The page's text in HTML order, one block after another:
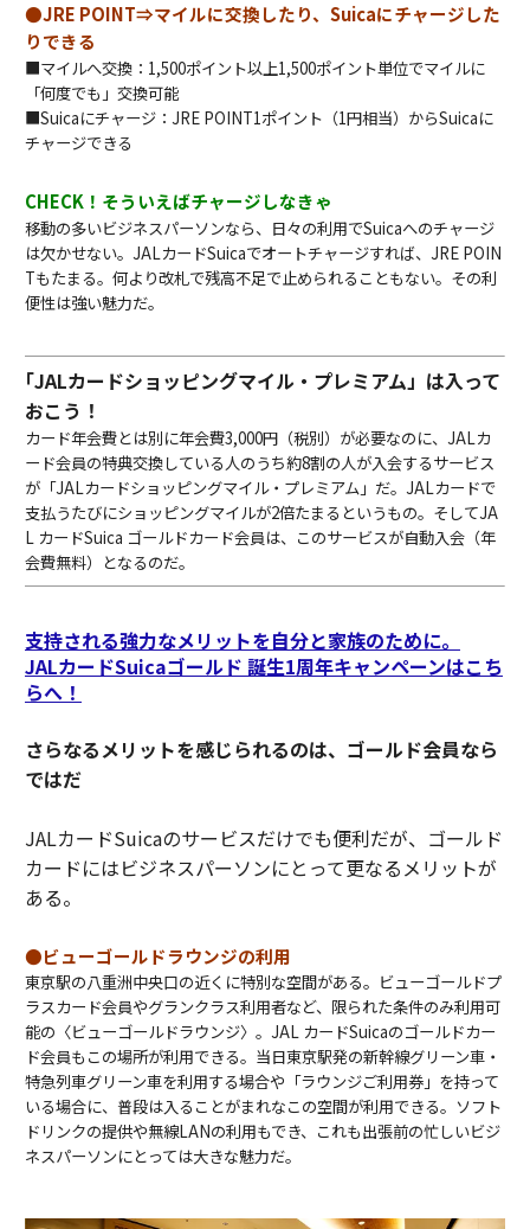
●JRE POINT⇒マイルに交換したり、Suicaにチャージした
りできる
■マイルへ交換：1,500ポイント以上1,500ポイント単位でマイルに
「何度でも」交換可能
■Suicaにチャージ：JRE POINT1ポイント（1円相当）からSuicaに
チャージできる
CHECK！そういえばチャージしなきゃ
移動の多いビジネスパーソンなら、日々の利用でSuicaへのチャージ
は欠かせない。JALカードSuicaでオートチャージすれば、JRE POIN
Tもたまる。何より改札で残高不足で止められることもない。その利
便性は強い魅力だ。
｢JALカードショッピングマイル・プレミアム」は入って
おこう！
カード年会費とは別に年会費3,000円（税別）が必要なのに、JALカ
ード会員の特典交換している人のうち約8割の人が入会するサービス
が「JALカードショッピングマイル・プレミアム」だ。JALカードで
支払うたびにショッピングマイルが2倍たまるというもの。そしてJA
L カードSuica ゴールドカード会員は、このサービスが自動入会（年
会費無料）となるのだ。
支持される強力なメリットを自分と家族のために。
JALカードSuicaゴールド 誕生1周年キャンペーンはこち
らへ！
さらなるメリットを感じられるのは、ゴールド会員なら
ではだ
JALカードSuicaのサービスだけでも便利だが、ゴールド
カードにはビジネスパーソンにとって更なるメリットが
ある。
●ビューゴールドラウンジの利用
東京駅の八重洲中央口の近くに特別な空間がある。ビューゴールドプ
ラスカード会員やグランクラス利用者など、限られた条件のみ利用可
能の〈ビューゴールドラウンジ〉。JAL カードSuicaのゴールドカー
ド会員もこの場所が利用できる。当日東京駅発の新幹線グリーン車・
特急列車グリーン車を利用する場合や「ラウンジご利用券」を持って
いる場合に、普段は入ることがまれなこの空間が利用できる。ソフト
ドリンクの提供や無線LANの利用もでき、これも出張前の忙しいビジ
ネスパーソンにとっては大きな魅力だ。